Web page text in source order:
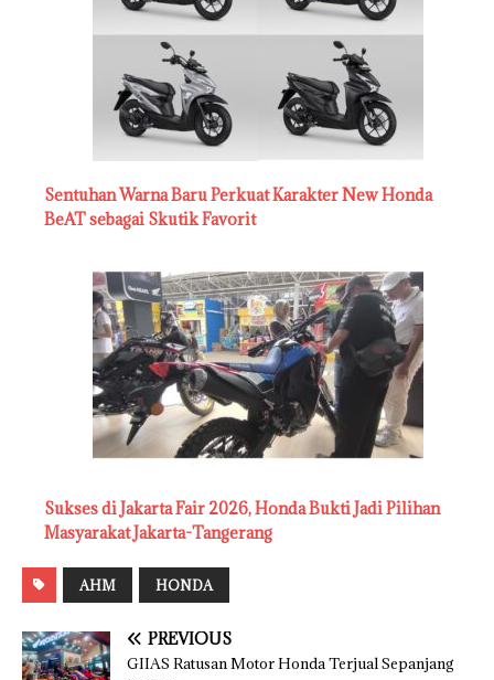
Sentuhan Warna Baru Perkuat Karakter New Honda
BeAT sebagai Skutik Favorit
Sukses di Jakarta Fair 2026, Honda Bukti Jadi Pilihan
Masyarakat Jakarta-Tangerang
AHM HONDA
PREVIOUS
GIIAS Ratusan Motor Honda Terjual Sepanjang